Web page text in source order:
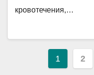
кровотечения,…
1 2